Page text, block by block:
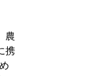
農
携